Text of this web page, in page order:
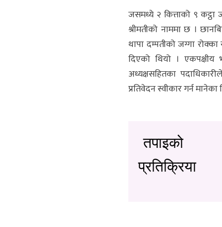
जसमध्ये २ कित्ताको ९ कट्ठा
श्रीमतीको नाममा छ ।
थापा दम्पतीको जग्गा
दिएको थियो । एकपक्षीय
अध्यक्षसहितका
प्रतिवेदन स्वीकार गर्न
तपाइको
प्रतिक्रिया